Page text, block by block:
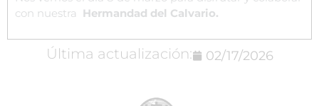
con nuestra Hermandad del Calvario.
Última actualización: 02/17/2026